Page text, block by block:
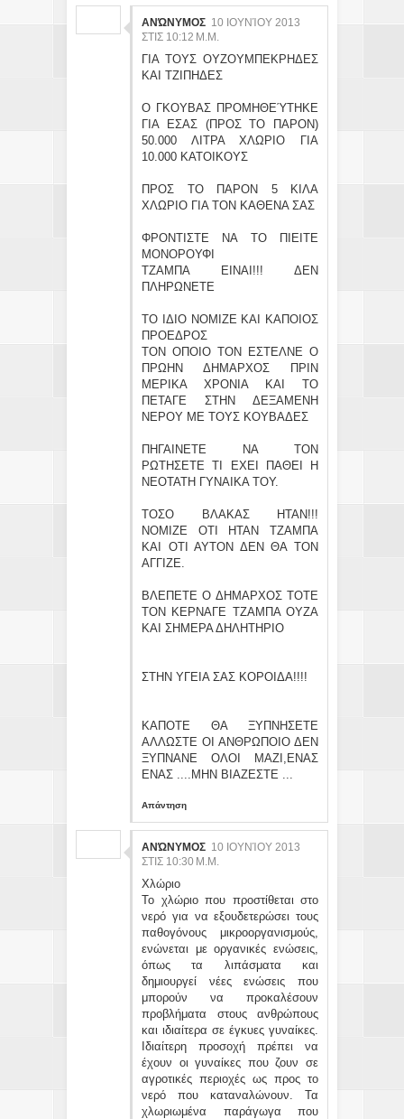
ΑΝΏΝΥΜΟΣ 10 ΙΟΥΝΊΟΥ 2013
ΣΤΙΣ 10:12 Μ.Μ.
ΓΙΑ ΤΟΥΣ ΟΥΖΟΥΜΠΕΚΡΗΔΕΣ
ΚΑΙ ΤΖΙΠΗΔΕΣ
Ο ΓΚΟΥΒΑΣ ΠΡΟΜΗΘΕΎΤΗΚΕ
ΓΙΑ ΕΣΑΣ (ΠΡΟΣ ΤΟ ΠΑΡΟΝ)
50.000 ΛΙΤΡΑ ΧΛΩΡΙΟ ΓΙΑ
10.000 ΚΑΤΟΙΚΟΥΣ
ΠΡΟΣ ΤΟ ΠΑΡΟΝ 5 ΚΙΛΑ
ΧΛΩΡΙΟ ΓΙΑ ΤΟΝ ΚΑΘΕΝΑ ΣΑΣ
ΦΡΟΝΤΙΣΤΕ ΝΑ ΤΟ ΠΙΕΙΤΕ
ΜΟΝΟΡΟΥΦΙ
ΤΖΑΜΠΑ ΕΙΝΑΙ!!! ΔΕΝ
ΠΛΗΡΩΝΕΤΕ
ΤΟ ΙΔΙΟ ΝΟΜΙΖΕ ΚΑΙ ΚΑΠΟΙΟΣ
ΠΡΟΕΔΡΟΣ
ΤΟΝ ΟΠΟΙΟ ΤΟΝ ΕΣΤΕΛΝΕ Ο
ΠΡΩΗΝ ΔΗΜΑΡΧΟΣ ΠΡΙΝ
ΜΕΡΙΚΑ ΧΡΟΝΙΑ ΚΑΙ ΤΟ
ΠΕΤΑΓΕ ΣΤΗΝ ΔΕΞΑΜΕΝΗ
ΝΕΡΟΥ ΜΕ ΤΟΥΣ ΚΟΥΒΑΔΕΣ
ΠΗΓΑΙΝΕΤΕ ΝΑ ΤΟΝ
ΡΩΤΗΣΕΤΕ ΤΙ ΕΧΕΙ ΠΑΘΕΙ Η
ΝΕΟΤΑΤΗ ΓΥΝΑΙΚΑ ΤΟΥ.
ΤΟΣΟ ΒΛΑΚΑΣ ΗΤΑΝ!!!
ΝΟΜΙΖΕ ΟΤΙ ΗΤΑΝ ΤΖΑΜΠΑ
ΚΑΙ ΟΤΙ ΑΥΤΟΝ ΔΕΝ ΘΑ ΤΟΝ
ΑΓΓΙΖΕ.
ΒΛΕΠΕΤΕ Ο ΔΗΜΑΡΧΟΣ ΤΟΤΕ
ΤΟΝ ΚΕΡΝΑΓΕ ΤΖΑΜΠΑ ΟΥΖΑ
ΚΑΙ ΣΗΜΕΡΑ ΔΗΛΗΤΗΡΙΟ
ΣΤΗΝ ΥΓΕΙΑ ΣΑΣ ΚΟΡΟΙΔΑ!!!!
ΚΑΠΟΤΕ ΘΑ ΞΥΠΝΗΣΕΤΕ
ΑΛΛΩΣΤΕ ΟΙ ΑΝΘΡΩΠΟΙΟ ΔΕΝ
ΞΥΠΝΑΝΕ ΟΛΟΙ ΜΑΖΙ,ΕΝΑΣ
ΕΝΑΣ ....ΜΗΝ ΒΙΑΖΕΣΤΕ ...
Απάντηση
ΑΝΏΝΥΜΟΣ 10 ΙΟΥΝΊΟΥ 2013
ΣΤΙΣ 10:30 Μ.Μ.
Χλώριο
Το χλώριο που προστίθεται στο
νερό για να εξουδετερώσει τους
παθογόνους μικροοργανισμούς,
ενώνεται με οργανικές ενώσεις,
όπως τα λιπάσματα και
δημιουργεί νέες ενώσεις που
μπορούν να προκαλέσουν
προβλήματα στους ανθρώπους
και ιδιαίτερα σε έγκυες γυναίκες.
Ιδιαίτερη προσοχή πρέπει να
έχουν οι γυναίκες που ζουν σε
αγροτικές περιοχές ως προς το
νερό που καταναλώνουν. Τα
χλωριωμένα παράγωγα που